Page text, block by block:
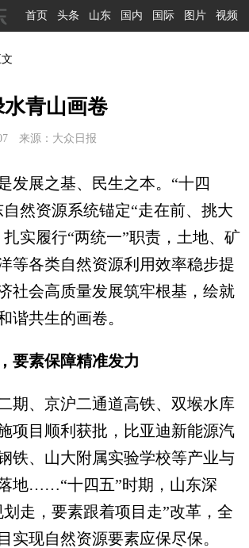
首页 头条 山东 国内 国际 图片 视频
青山画卷
来源：大众日报
展之基、民生之本。“十四
然资源系统锚定“走在前、挑大
实履行“两统一”职责，土地、矿
等各类自然资源利用效率稳步提
社会高质量发展筑牢根基，绘就
谐共生的画卷。
要素保障精准发力
、京沪二通道高铁、双堠水库
项目顺利获批，比亚迪新能源汽
铁、山大附属实验学校等产业与
地……“十四五”时期，山东深
走，要素跟着项目走”改革，全
实现自然资源要素应保尽保。